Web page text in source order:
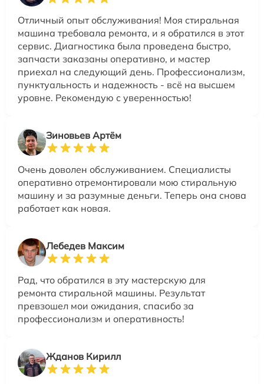
Отличный опыт обслуживания! Моя стиральная
машина требовала ремонта, и я обратился в этот
сервис. Диагностика была проведена быстро,
запчасти заказаны оперативно, и мастер
приехал на следующий день. Профессионализм,
пунктуальность и надежность - всё на высшем
уровне. Рекомендую с уверенностью!
Зиновьев Артём
Очень доволен обслуживанием. Специалисты
оперативно отремонтировали мою стиральную
машину и за разумные деньги. Теперь она снова
работает как новая.
Лебедев Максим
Рад, что обратился в эту мастерскую для
ремонта стиральной машины. Результат
превзошел мои ожидания, спасибо за
профессионализм и оперативность!
Жданов Кирилл